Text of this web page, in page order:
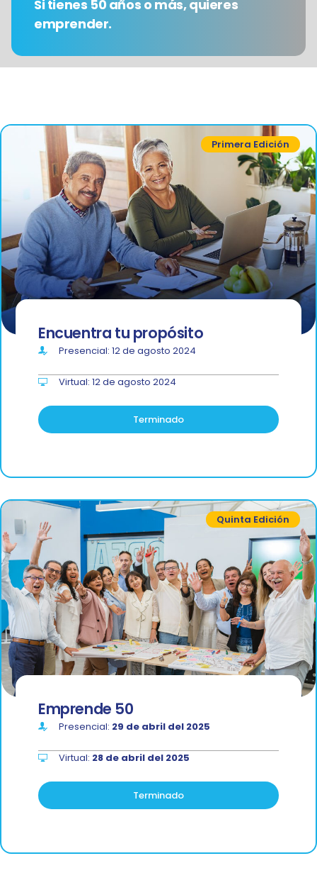
Si tienes 50 años o más, quieres
emprender.
Primera Edición
Encuentra tu propósito
Presencial: 12 de agosto 2024
Virtual: 12 de agosto 2024
Terminado
Quinta Edición
Emprende 50
Presencial: 29 de abril del 2025
Virtual: 28 de abril del 2025
Terminado